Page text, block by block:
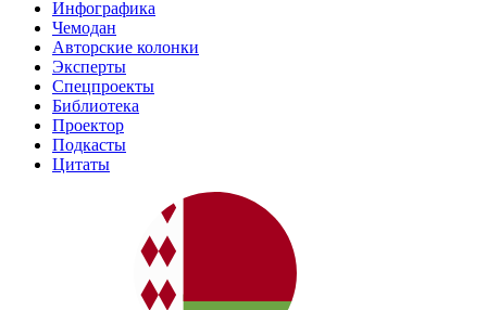
Инфографика
Чемодан
Авторские колонки
Эксперты
Спецпроекты
Библиотека
Проектор
Подкасты
Цитаты